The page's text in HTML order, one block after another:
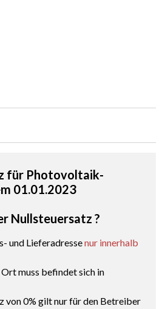
für Photovoltaik-
01.01.2023
Nullsteuersatz ?
und Lieferadressenur innerhalb
muss befindet sich in
von 0% gilt nur für den Betreiber